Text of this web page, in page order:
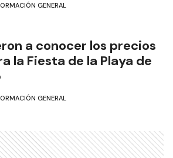
GENERAL
a conocer los precios
la Fiesta de la Playa de
GENERAL